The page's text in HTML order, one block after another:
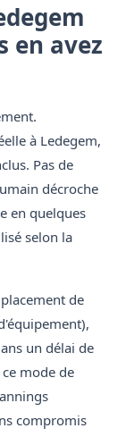
en avez
à Ledegem,
Pas de
décroche
en quelques
selon la
de
un délai de
mode de
compromis